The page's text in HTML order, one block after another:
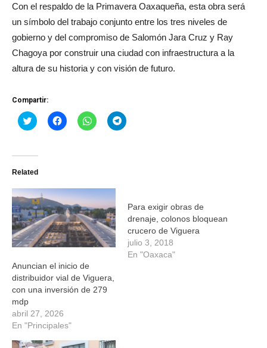
Con el respaldo de la Primavera Oaxaqueña, esta obra será
un símbolo del trabajo conjunto entre los tres niveles de
gobierno y del compromiso de Salomón Jara Cruz y Ray
Chagoya por construir una ciudad con infraestructura a la
altura de su historia y con visión de futuro.
Compartir:
Haz
clic
Twitter
abre
una
ventana
nueva)
Haz
clic
una
ventana
nueva)
Haz
clic
una
ventana
nueva)
Haz
clic
nueva)
Related
Anuncian el inicio de
distribuidor vial de Viguera,
con una inversión de 279
mdp
abril 27, 2026
En "Principales"
Para exigir obras de
drenaje, colonos bloquean
crucero de Viguera
julio 3, 2018
En "Oaxaca"